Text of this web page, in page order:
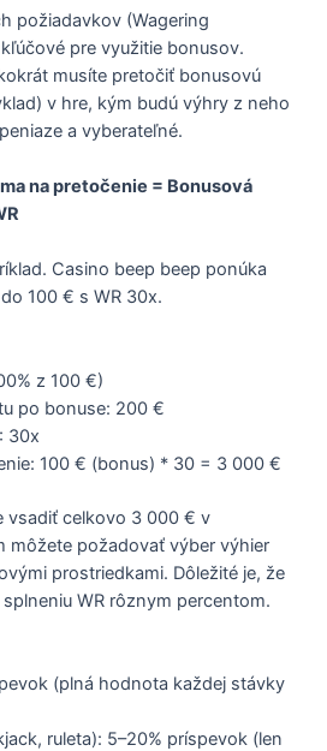
požiadavkov (Wagering
kľúčové pre využitie bonusov.
musíte pretočiť bonusovú
v hre, kým budú výhry z neho
a vyberateľné.
na pretočenie = Bonusová
Casino beep beep ponúka
100 € s WR 30x.
z 100 €)
po bonuse: 200 €
30x
100 € (bonus) * 30 = 3 000 €
vsadiť celkovo 3 000 € v
môžete požadovať výber výhier
prostriedkami. Dôležité je, že
WR rôznym percentom.
(plná hodnota každej stávky
ruleta): 5–20% príspevok (len